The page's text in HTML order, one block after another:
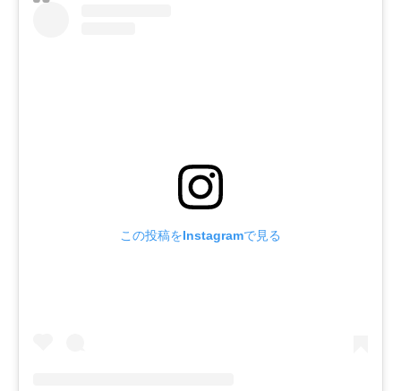
この投稿をInstagramで見る